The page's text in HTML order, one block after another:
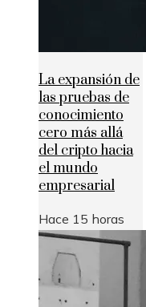
La expansión de
las pruebas de
conocimiento
cero más allá
del cripto hacia
el mundo
empresarial
Hace 15 horas